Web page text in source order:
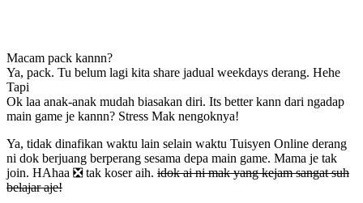
Macam pack kannn?
Ya, pack. Tu belum lagi kita share jadual weekdays derang. Hehe
Tapi
Ok laa anak-anak mudah biasakan diri. Its better kann dari ngadap
main game je kannn? Stress Mak nengoknya!
Ya, tidak dinafikan waktu lain selain waktu Tuisyen Online derang
ni dok berjuang berperang sesama depa main game. Mama je tak
join. HAhaa ❎ tak koser aih. idok ai ni mak yang kejam sangat suh
belajar aje!